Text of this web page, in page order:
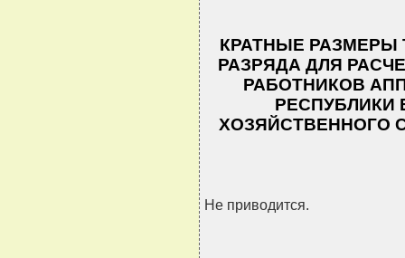
КРАТНЫЕ РАЗМЕРЫ
РАЗРЯДА ДЛЯ
РАБОТНИКОВ
РЕСПУБЛИКИ
ХОЗЯЙСТВЕННОГО
Не приводится.